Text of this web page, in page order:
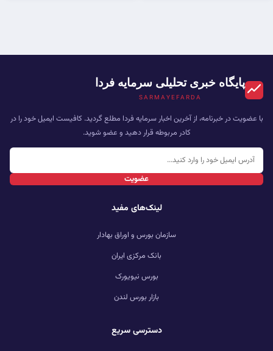
پایگاه خبری تحلیلی سرمایه فردا
SARMAYEFARDA
با عضویت در خبرنامه، از آخرین اخبار سرمایه فردا مطلع گردید. کافیست ایمیل خود را در
کادر مربوطه قرار دهید و عضو شوید.
عضویت
لینک‌های مفید
سازمان بورس و اوراق بهادار
بانک مرکزی ایران
بورس نیویورک
بازار بورس لندن
دسترسی سریع